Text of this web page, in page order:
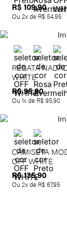
R$109,90
Ou 2x de R$ 54,95
REGATA
WHITE
R$95,90
Ou 1x de R$ 95,90
CAMISETA
OFF WHITE
R$135,90
Ou 2x de R$ 67,95